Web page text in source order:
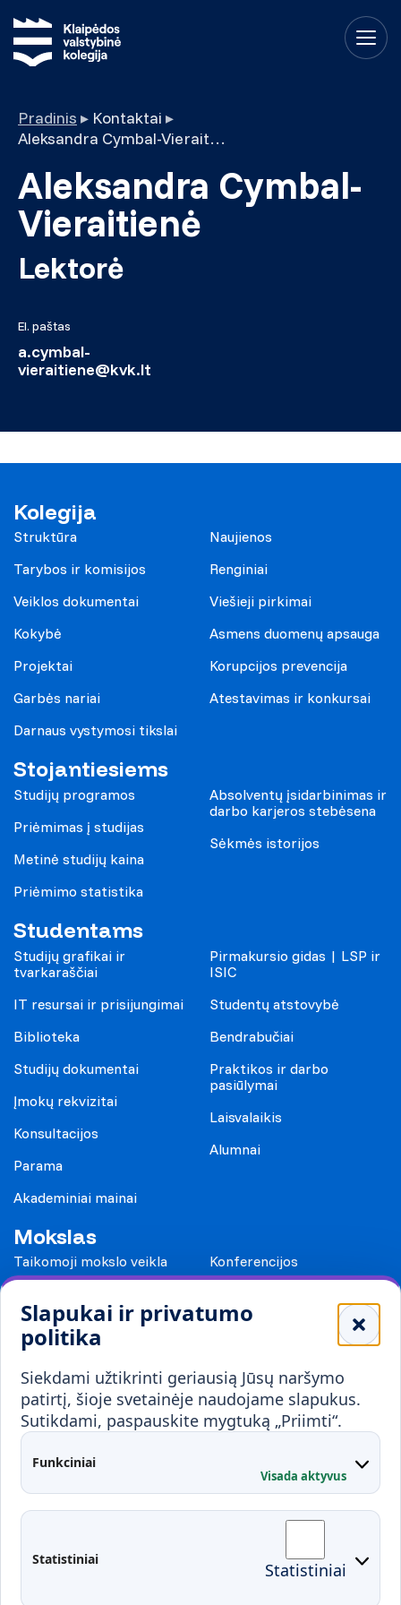
Slapukai ir privatumo
politika
Siekdami užtikrinti geriausią Jūsų naršymo
patirtį, šioje svetainėje naudojame slapukus.
Sutikdami, paspauskite mygtuką „Priimti“.
Funkciniai
Visada aktyvus
Statistiniai Statistiniai
Pradinis ▸ Kontaktai ▸
Aleksandra Cymbal-Vieraitienė
Aleksandra Cymbal-
Vieraitienė
Lektorė
El. paštas
a.cymbal-
vieraitiene@kvk.lt
Kolegija
Struktūra
Tarybos ir komisijos
Veiklos dokumentai
Kokybė
Projektai
Garbės nariai
Darnaus vystymosi tikslai
Naujienos
Renginiai
Viešieji pirkimai
Asmens duomenų apsauga
Korupcijos prevencija
Atestavimas ir konkursai
Stojantiesiems
Studijų programos
Priėmimas į studijas
Metinė studijų kaina
Priėmimo statistika
Absolventų įsidarbinimas ir
darbo karjeros stebėsena
Sėkmės istorijos
Studentams
Studijų grafikai ir
tvarkaraščiai
IT resursai ir prisijungimai
Biblioteka
Studijų dokumentai
Įmokų rekvizitai
Konsultacijos
Parama
Akademiniai mainai
Pirmakursio gidas | LSP ir
ISIC
Studentų atstovybė
Bendrabučiai
Praktikos ir darbo
pasiūlymai
Laisvalaikis
Alumnai
Mokslas
Taikomoji mokslo veikla
Konferencijos
Mokykloms
Visuomenei ir verslui
Mokymai ir konsultavimas
Partnerystės
Karjera
Kontaktai
Administracija
Fakultetai
Studentų atstovybė